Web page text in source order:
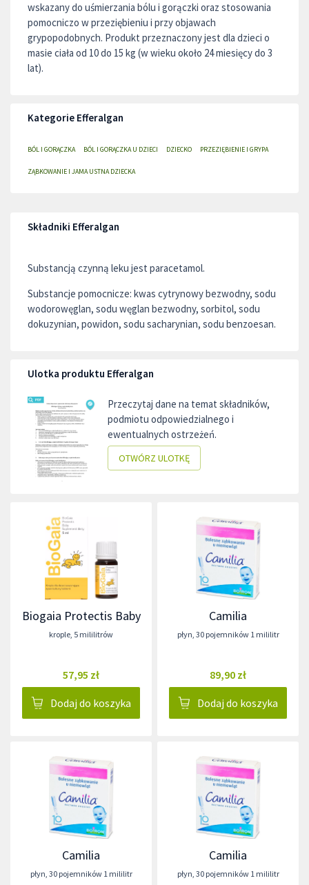
wskazany do uśmierzania bólu i gorączki oraz stosowania
pomocniczo w przeziębieniu i przy objawach
grypopodobnych. Produkt przeznaczony jest dla dzieci o
masie ciała od 10 do 15 kg (w wieku około 24 miesięcy do 3
lat).
Kategorie Efferalgan
BÓL I GORĄCZKA BÓL I GORĄCZKA U DZIECI DZIECKO PRZEZIĘBIENIE I GRYPA
ZĄBKOWANIE I JAMA USTNA DZIECKA
Składniki Efferalgan
Substancją czynną leku jest paracetamol.
Substancje pomocnicze: kwas cytrynowy bezwodny, sodu
wodorowęglan, sodu węglan bezwodny, sorbitol, sodu
dokuzynian, powidon, sodu sacharynian, sodu benzoesan.
Ulotka produktu Efferalgan
Przeczytaj dane na temat składników,
podmiotu odpowiedzialnego i
ewentualnych ostrzeżeń.
OTWÓRZ ULOTKĘ
Biogaia Protectis Baby
krople, 5 mililitrów
57,95 zł
Dodaj do koszyka
Camilia
płyn, 30 pojemników 1 mililitr
89,90 zł
Dodaj do koszyka
Camilia
płyn, 30 pojemników 1 mililitr
Camilia
płyn, 30 pojemników 1 mililitr